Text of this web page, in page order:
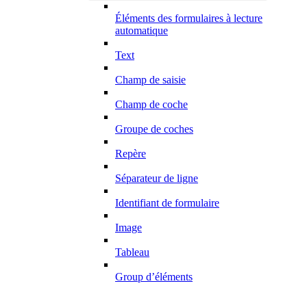
Éléments des formulaires à lecture
automatique
Text
Champ de saisie
Champ de coche
Groupe de coches
Repère
Séparateur de ligne
Identifiant de formulaire
Image
Tableau
Group d’éléments